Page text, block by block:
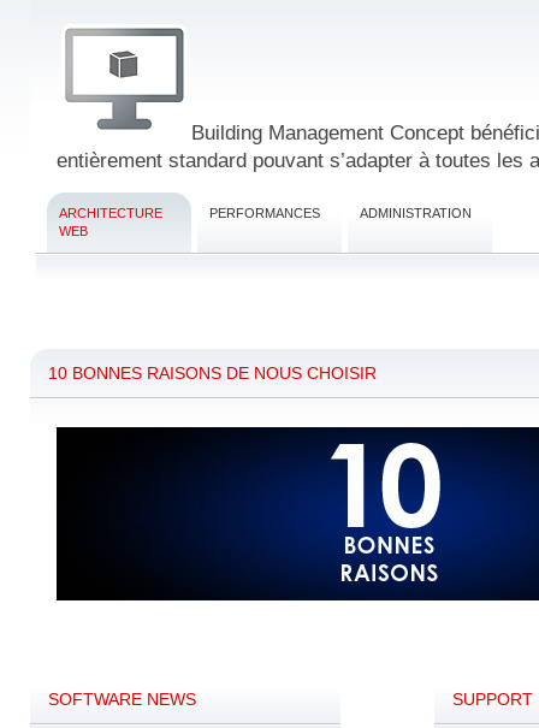
Building Management Concept
entièrement standard pouvant s’adapter à toutes les
ARCHITECTURE
WEB
PERFORMANCES ADMINISTRATION
10 BONNES RAISONS DE NOUS CHOISIR
SOFTWARE NEWS SUPPORT